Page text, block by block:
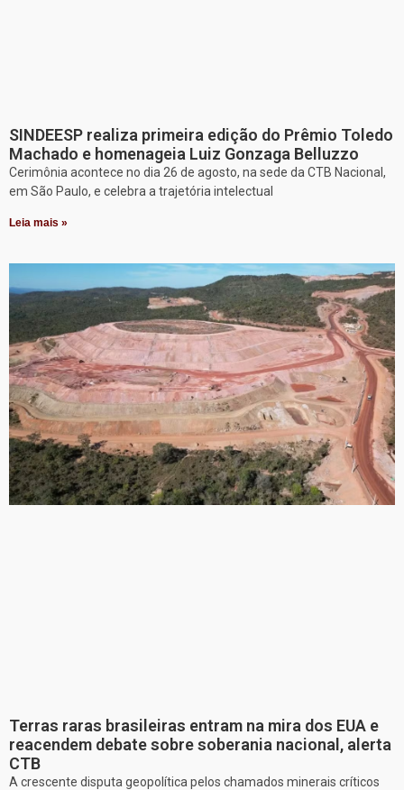
SINDEESP realiza primeira edição do Prêmio Toledo
Machado e homenageia Luiz Gonzaga Belluzzo
Cerimônia acontece no dia 26 de agosto, na sede da CTB Nacional,
em São Paulo, e celebra a trajetória intelectual
Leia mais »
Terras raras brasileiras entram na mira dos EUA e
reacendem debate sobre soberania nacional, alerta
CTB
A crescente disputa geopolítica pelos chamados minerais críticos